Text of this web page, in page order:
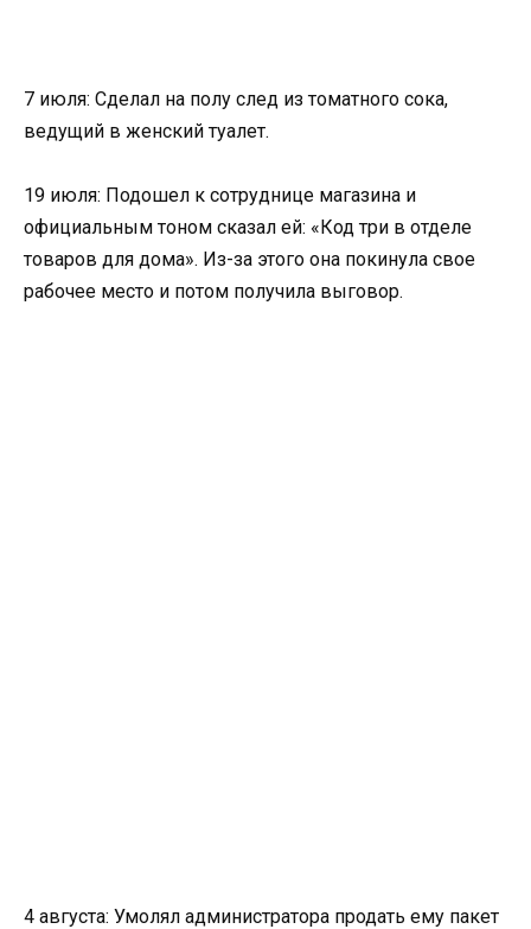
7 июля: Сделал на полу след из томатного сока,
ведущий в женский туалет.
19 июля: Подошел к сотруднице магазина и
официальным тоном сказал ей: «Код три в отделе
товаров для дома». Из-за этого она покинула свое
рабочее место и потом получила выговор.
4 августа: Умолял администратора продать ему пакет